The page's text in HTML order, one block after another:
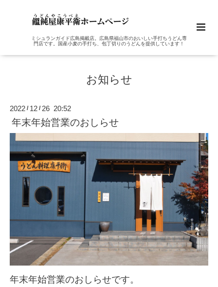
ミシュランガイド広島掲載店。広島県福山市のおいしい手打ちうどん専
門店です。国産小麦の手打ち、包丁切りのうどんを提供しています！
お知らせ
2022 / 12 / 26 20:52
年末年始営業のおしらせ
年末年始営業のおしらせです。